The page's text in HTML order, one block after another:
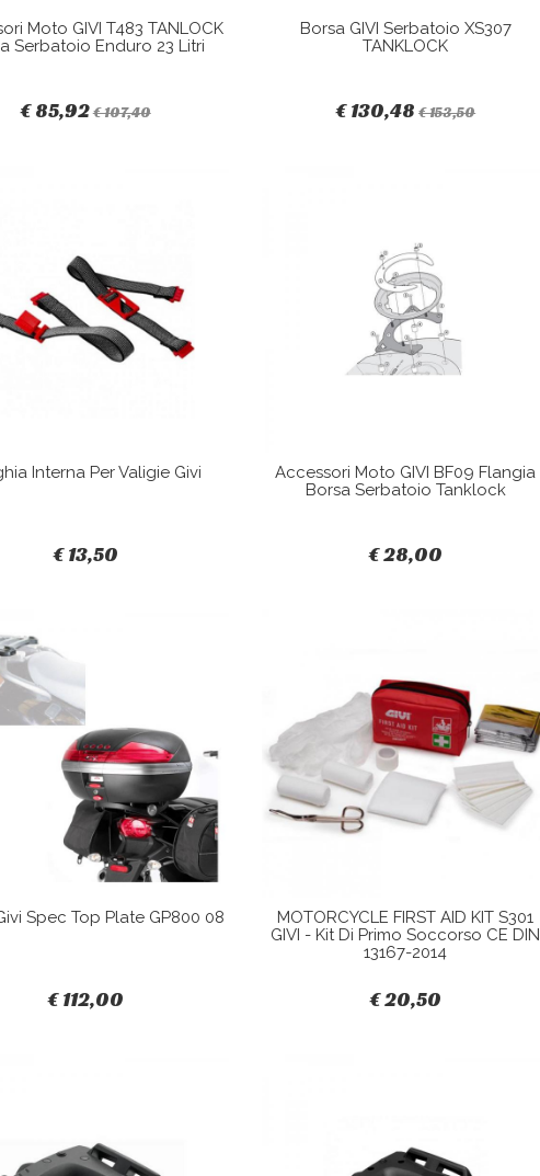
Moto GIVI T483 TANLOCK
Serbatoio Enduro 23 Litri
€ 85,92€ 107,40
Borsa GIVI Serbatoio XS307
TANKLOCK
€ 130,48€ 153,50
Interna Per Valigie Givi
€ 13,50
Accessori Moto GIVI BF09 Flangia
Borsa Serbatoio Tanklock
€ 28,00
Spec Top Plate GP800 08
€ 112,00
MOTORCYCLE FIRST AID KIT S301
GIVI - Kit Di Primo Soccorso CE DIN
13167-2014
€ 20,50